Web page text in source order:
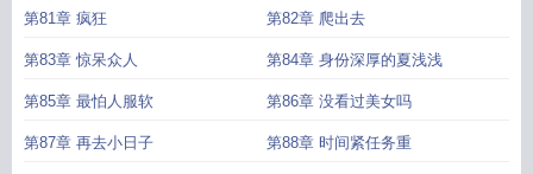
第81章 疯狂 第82章 爬出去
第83章 惊呆众人 第84章 身份深厚的夏浅浅
第85章 最怕人服软 第86章 没看过美女吗
第87章 再去小日子 第88章 时间紧任务重